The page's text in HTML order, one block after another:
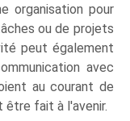
organisation pour
ou de projets
peut également
avec
au courant de
être fait à l'avenir.